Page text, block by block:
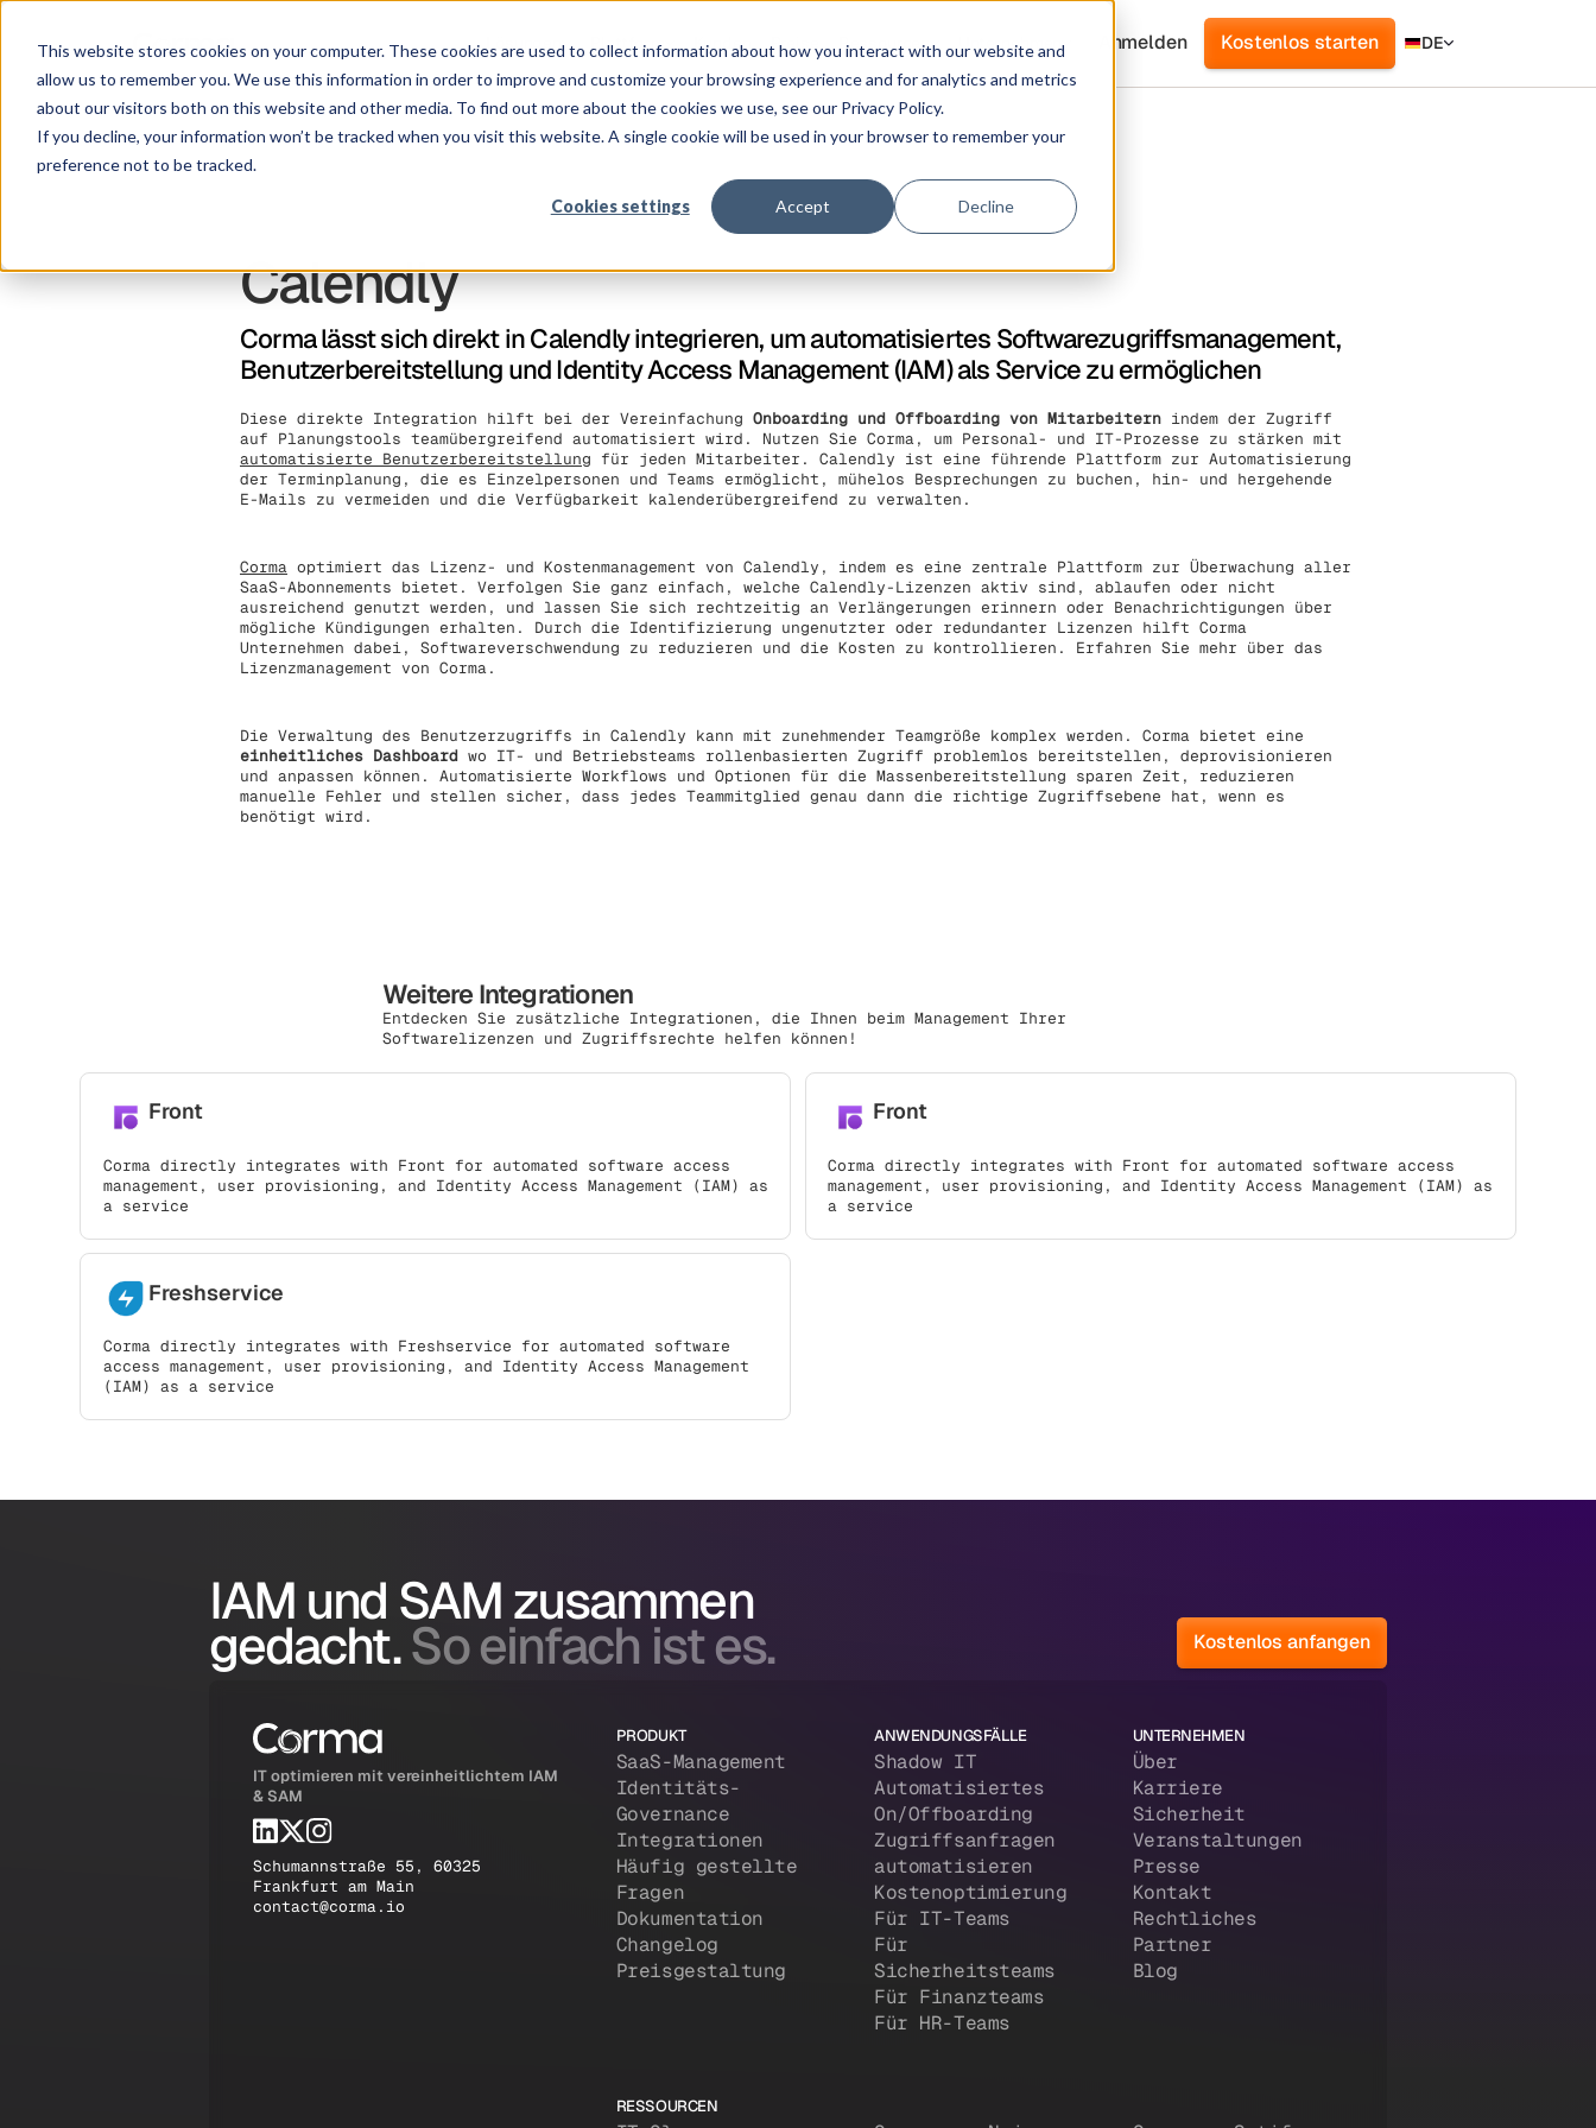
This website stores cookies on your computer. These cookies are used to collect information about how you interact with our website and
allow us to remember you. We use this information in order to improve and customize your browsing experience and for analytics and metrics
about our visitors both on this website and other media. To find out more about the cookies we use, see our Privacy Policy.
If you decline, your information won’t be tracked when you visit this website. A single cookie will be used in your browser to remember your
preference not to be tracked.
Cookies settings Accept Decline
Lösungen Plattform Kunden Preise Ressourcen Unternehmen Anmelden Kostenlos starten DE
Calendly
Corma lässt sich direkt in Calendly integrieren, um automatisiertes Softwarezugriffsmanagement,
Benutzerbereitstellung und Identity Access Management (IAM) als Service zu ermöglichen
Diese direkte Integration hilft bei der Vereinfachung Onboarding und Offboarding von Mitarbeitern indem der Zugriff
auf Planungstools teamübergreifend automatisiert wird. Nutzen Sie Corma, um Personal- und IT-Prozesse zu stärken mit
automatisierte Benutzerbereitstellung für jeden Mitarbeiter. Calendly ist eine führende Plattform zur Automatisierung
der Terminplanung, die es Einzelpersonen und Teams ermöglicht, mühelos Besprechungen zu buchen, hin- und hergehende
E-Mails zu vermeiden und die Verfügbarkeit kalenderübergreifend zu verwalten.
Corma optimiert das Lizenz- und Kostenmanagement von Calendly, indem es eine zentrale Plattform zur Überwachung aller
SaaS-Abonnements bietet. Verfolgen Sie ganz einfach, welche Calendly-Lizenzen aktiv sind, ablaufen oder nicht
ausreichend genutzt werden, und lassen Sie sich rechtzeitig an Verlängerungen erinnern oder Benachrichtigungen über
mögliche Kündigungen erhalten. Durch die Identifizierung ungenutzter oder redundanter Lizenzen hilft Corma
Unternehmen dabei, Softwareverschwendung zu reduzieren und die Kosten zu kontrollieren. Erfahren Sie mehr über das
Lizenzmanagement von Corma.
Die Verwaltung des Benutzerzugriffs in Calendly kann mit zunehmender Teamgröße komplex werden. Corma bietet eine
einheitliches Dashboard wo IT- und Betriebsteams rollenbasierten Zugriff problemlos bereitstellen, deprovisionieren
und anpassen können. Automatisierte Workflows und Optionen für die Massenbereitstellung sparen Zeit, reduzieren
manuelle Fehler und stellen sicher, dass jedes Teammitglied genau dann die richtige Zugriffsebene hat, wenn es
benötigt wird.
Weitere Integrationen
Entdecken Sie zusätzliche Integrationen, die Ihnen beim Management Ihrer
Softwarelizenzen und Zugriffsrechte helfen können!
Front
Corma directly integrates with Front for automated software access
management, user provisioning, and Identity Access Management (IAM) as
a service
Front
Corma directly integrates with Front for automated software access
management, user provisioning, and Identity Access Management (IAM) as
a service
Freshservice
Corma directly integrates with Freshservice for automated software
access management, user provisioning, and Identity Access Management
(IAM) as a service
IAM und SAM zusammen
gedacht.So einfach ist es. Kostenlos anfangen
IT optimieren mit vereinheitlichtem IAM
& SAM
Schumannstraße 55, 60325
Frankfurt am Main
contact@corma.io
PRODUKT
SaaS-Management
Identitäts-
Governance
Integrationen
Häufig gestellte
Fragen
Dokumentation
Changelog
Preisgestaltung
ANWENDUNGSFÄLLE
Shadow IT
Automatisiertes
On/Offboarding
Zugriffsanfragen
automatisieren
Kostenoptimierung
Für IT-Teams
Für
Sicherheitsteams
Für Finanzteams
Für HR-Teams
UNTERNEHMEN
Über
Karriere
Sicherheit
Veranstaltungen
Presse
Kontakt
Rechtliches
Partner
Blog
RESSOURCEN